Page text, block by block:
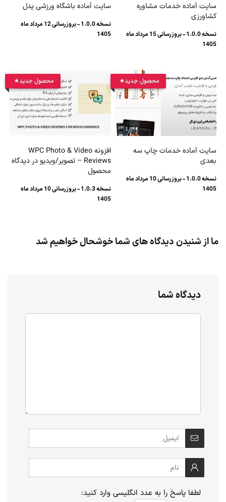
سایت آماده خدمات مشاوره
کشاورزی
نسخه 1.0.0 - بروزرسانی 15 مرداد ماه
1405
سایت آماده باشگاه ورزشی پدل
نسخه 1.0.0 - بروزرسانی 12 مرداد ماه
1405
محصول جدید
سایت آماده خدمات چاپ سه
بعدی
نسخه 1.0.0 - بروزرسانی 10 مرداد ماه
1405
محصول جدید
افزونه WPC Photo & Video
Reviews – تصویر/ویدیو در دیدگاه
محصول
نسخه 1.0.3 - بروزرسانی 10 مرداد ماه
1405
ما از شنیدن دیدگاه های شما خوشحال خواهیم شد
دیدگاه شما
لطفا پاسخ را به عدد انگلیسی وارد کنید: